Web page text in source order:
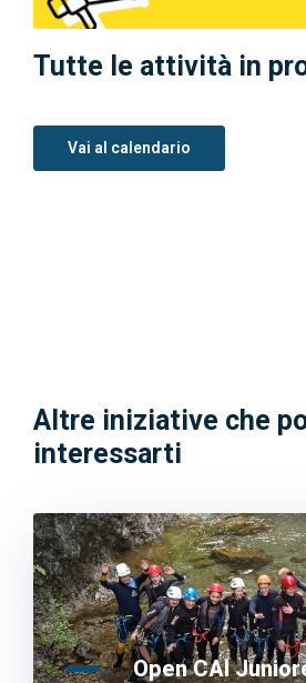
Tutte le attività in
Vai al calendario
Altre iniziative che
interessarti
Open CAI